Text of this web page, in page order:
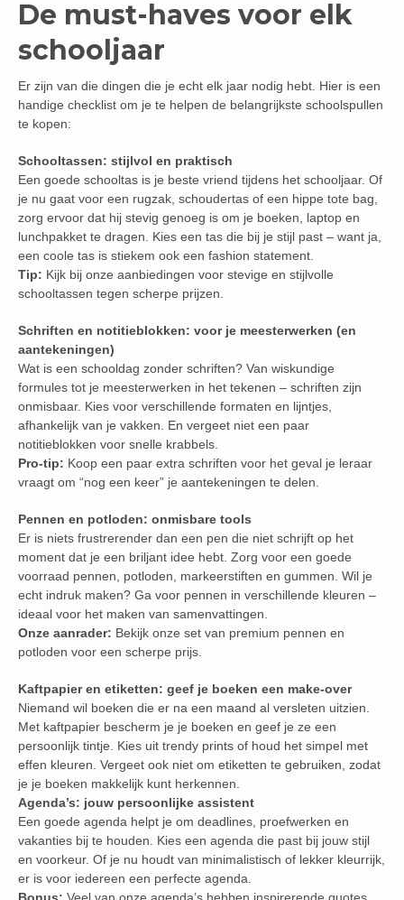
De must-haves voor elk
schooljaar
Er zijn van die dingen die je echt elk jaar nodig hebt. Hier is een
handige checklist om je te helpen de belangrijkste schoolspullen
te kopen:
Schooltassen: stijlvol en praktisch
Een goede schooltas is je beste vriend tijdens het schooljaar. Of
je nu gaat voor een rugzak, schoudertas of een hippe tote bag,
zorg ervoor dat hij stevig genoeg is om je boeken, laptop en
lunchpakket te dragen. Kies een tas die bij je stijl past – want ja,
een coole tas is stiekem ook een fashion statement.
Tip: Kijk bij onze aanbiedingen voor stevige en stijlvolle
schooltassen tegen scherpe prijzen.
Schriften en notitieblokken: voor je meesterwerken (en
aantekeningen)
Wat is een schooldag zonder schriften? Van wiskundige
formules tot je meesterwerken in het tekenen – schriften zijn
onmisbaar. Kies voor verschillende formaten en lijntjes,
afhankelijk van je vakken. En vergeet niet een paar
notitieblokken voor snelle krabbels.
Pro-tip: Koop een paar extra schriften voor het geval je leraar
vraagt om “nog een keer” je aantekeningen te delen.
Pennen en potloden: onmisbare tools
Er is niets frustrerender dan een pen die niet schrijft op het
moment dat je een briljant idee hebt. Zorg voor een goede
voorraad pennen, potloden, markeerstiften en gummen. Wil je
echt indruk maken? Ga voor pennen in verschillende kleuren –
ideaal voor het maken van samenvattingen.
Onze aanrader: Bekijk onze set van premium pennen en
potloden voor een scherpe prijs.
Kaftpapier en etiketten: geef je boeken een make-over
Niemand wil boeken die er na een maand al versleten uitzien.
Met kaftpapier bescherm je je boeken en geef je ze een
persoonlijk tintje. Kies uit trendy prints of houd het simpel met
effen kleuren. Vergeet ook niet om etiketten te gebruiken, zodat
je je boeken makkelijk kunt herkennen.
Agenda’s: jouw persoonlijke assistent
Een goede agenda helpt je om deadlines, proefwerken en
vakanties bij te houden. Kies een agenda die past bij jouw stijl
en voorkeur. Of je nu houdt van minimalistisch of lekker kleurrijk,
er is voor iedereen een perfecte agenda.